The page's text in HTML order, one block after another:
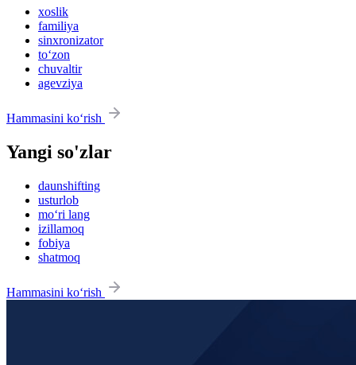
xoslik
familiya
sinxronizator
to‘zon
chuvaltir
agevziya
Hammasini ko‘rish
Yangi so'zlar
daunshifting
usturlob
mo‘ri lang
izillamoq
fobiya
shatmoq
Hammasini ko‘rish